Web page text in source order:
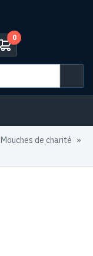
0
Mouches de charité »